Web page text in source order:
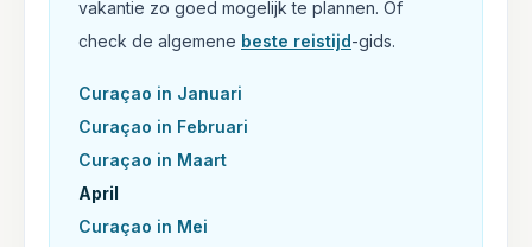
vakantie zo goed mogelijk te plannen. Of
check de algemene beste reistijd-gids.
Curaçao in Januari
Curaçao in Februari
Curaçao in Maart
April
Curaçao in Mei